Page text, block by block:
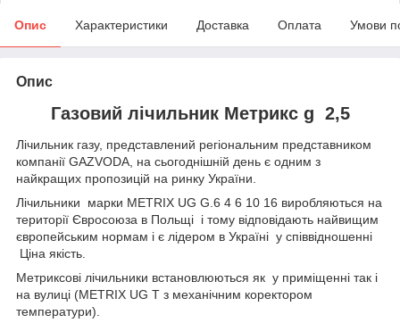
Опис Характеристики Доставка Оплата Умови
Опис
Газовий лічильник Метрикс g 2,5
Лічильник газу, представлений регіональним представником
компанії GAZVODA, на сьогоднішній день є одним з
найкращих пропозицій на ринку України.
Лічильники марки METRIX UG G.6 4 6 10 16 виробляються на
території Євросоюза в Польщі і тому відповідають найвищим
європейським нормам і є лідером в Україні у співвідношенні
Ціна якість.
Метриксові лічильники встановлюються як у приміщенні так і
на вулиці (METRIX UG T з механічним коректором
температури).